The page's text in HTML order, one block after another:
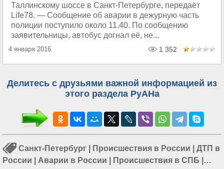
Таллинскому шоссе в Санкт-Петербурге, передаёт
Life78. — Сообщение об аварии в дежурную часть
полиции поступило около 11.40. По сообщению
заявительницы, автобус догнал её, не...
4 января 2016 1 352
Делитесь с друзьями важной информацией из
этого раздела РуАНа
Санкт-Петербург Происшествия в России
ДТП в
России
Аварии в России Происшествия в СПБ